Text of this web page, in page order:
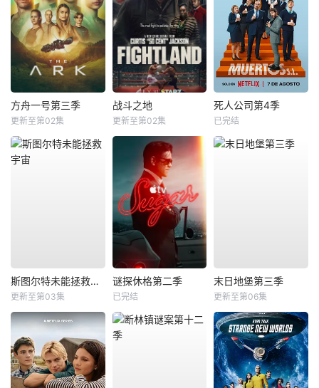
方舟一号第三季
更新至第02集
战斗之地
更新至第02集
死人公司第4季
已完结
斯图尔特未能拯救宇宙
更新至第03集
谜探休格第二季
已完结
末日地堡第三季
更新至第06集